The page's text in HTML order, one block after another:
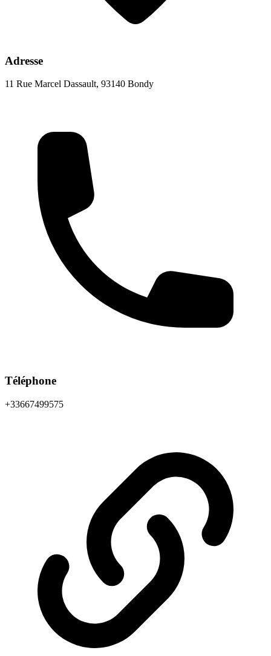
Adresse
11 Rue Marcel Dassault, 93140 Bondy
Téléphone
+33667499575